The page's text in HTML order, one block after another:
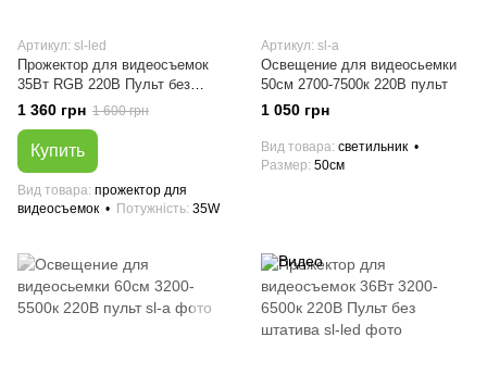
Артикул: sl-led
Прожектор для видеосъемок
35Вт RGB 220В Пульт без
штатива
1 360 грн 1 600 грн
Купить
Вид товара прожектор для
видеосъемок
Потужність 35W
Артикул: sl-a
Освещение для видеосьемки
50см 2700-7500к 220В пульт
1 050 грн
Вид товара светильник
Размер 50см